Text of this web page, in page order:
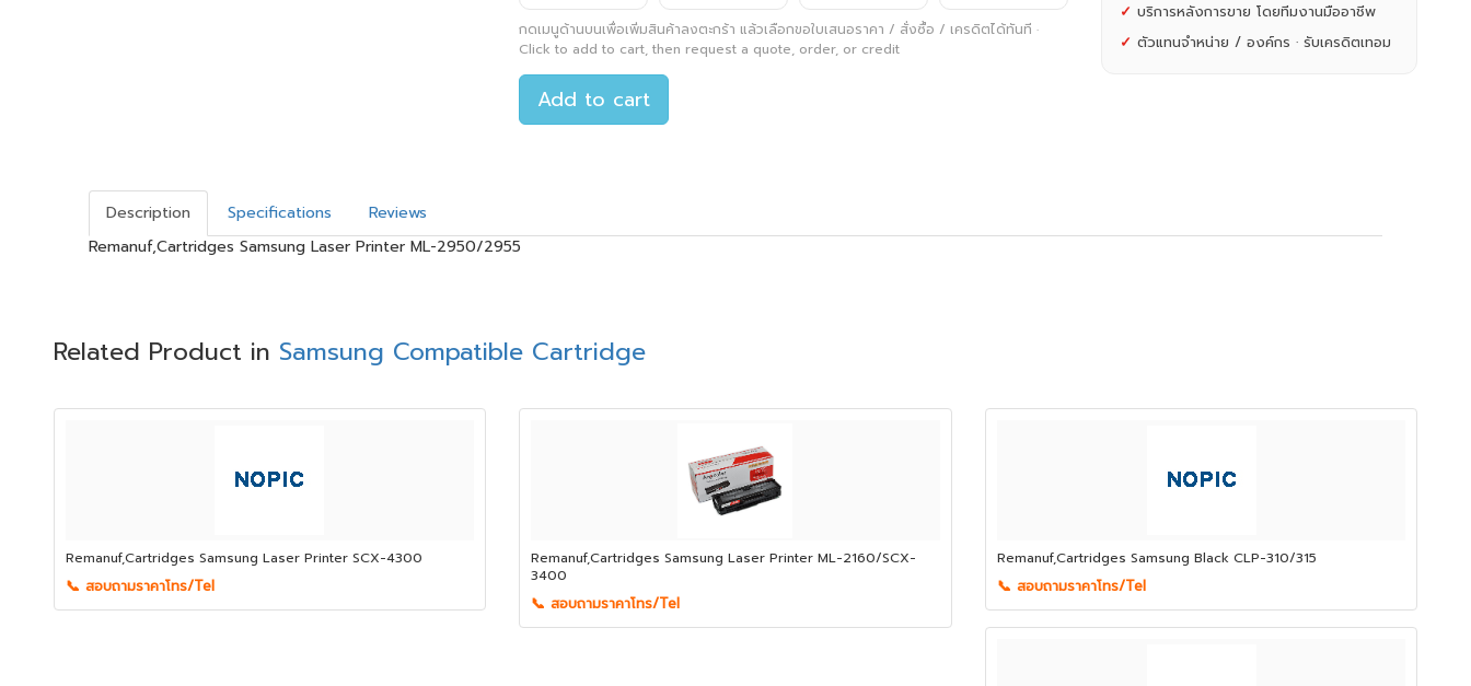
กดเมนูด้านบนเพื่อเพิ่มสินค้าลงตะกร้า แล้วเลือกขอใบเสนอราคา / สั่งซื้อ / เครดิตได้ทันที ·
Click to add to cart, then request a quote, order, or credit
Add to cart
✓ บริการหลังการขาย โดยทีมงานมืออาชีพ
✓ ตัวแทนจำหน่าย / องค์กร · รับเครดิตเทอม
Description Specifications
Reviews
Remanuf,Cartridges Samsung Laser Printer ML-2950/2955
Related Product in Samsung Compatible Cartridge
Remanuf,Cartridges Samsung Laser Printer SCX-4300
📞 สอบถามราคาโทร/Tel
Remanuf,Cartridges Samsung Laser Printer ML-2160/SCX-
3400
📞 สอบถามราคาโทร/Tel
Remanuf,Cartridges Samsung Black CLP-310/315
📞 สอบถามราคาโทร/Tel